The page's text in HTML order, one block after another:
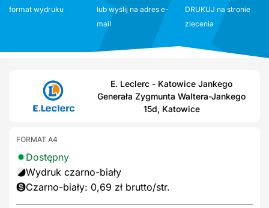
format wydruku
lub wyślij na adres e-
mail
DRUKUJ na stronie
zlecenia
E. Leclerc - Katowice Jankego
Generała Zygmunta Waltera-Jankego
15d, Katowice
FORMAT A4
Dostępny
Wydruk czarno-biały
Czarno-biały: 0,69 zł brutto/str.